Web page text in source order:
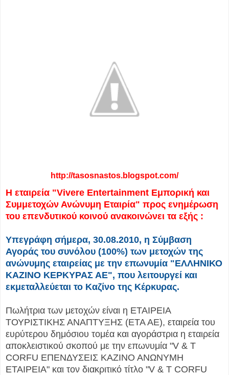
http://tasosnastos.blogspot.com/
Η εταιρεία "Vivere Entertainment Εμπορική και
Συμμετοχών Ανώνυμη Εταιρία" προς ενημέρωση
του επενδυτικού κοινού ανακοινώνει τα εξής :
Υπεγράφη σήμερα, 30.08.2010, η Σύμβαση
Αγοράς του συνόλου (100%) των μετοχών της
ανώνυμης εταιρείας με την επωνυμία "ΕΛΛΗΝΙΚΟ
ΚΑΖΙΝΟ ΚΕΡΚΥΡΑΣ ΑΕ", που λειτουργεί και
εκμεταλλεύεται το Καζίνο της Κέρκυρας.
Πωλήτρια των μετοχών είναι η ΕΤΑΙΡΕΙΑ
ΤΟΥΡΙΣΤΙΚΗΣ ΑΝΑΠΤΥΞΗΣ (ΕΤΑ ΑΕ), εταιρεία του
ευρύτερου δημόσιου τομέα και αγοράστρια η εταιρεία
αποκλειστικού σκοπού με την επωνυμία "V & T
CORFU ΕΠΕΝΔΥΣΕΙΣ ΚΑΖΙΝΟ ΑΝΩΝΥΜΗ
ΕΤΑΙΡΕΙΑ" και τον διακριτικό τίτλο "V & T CORFU